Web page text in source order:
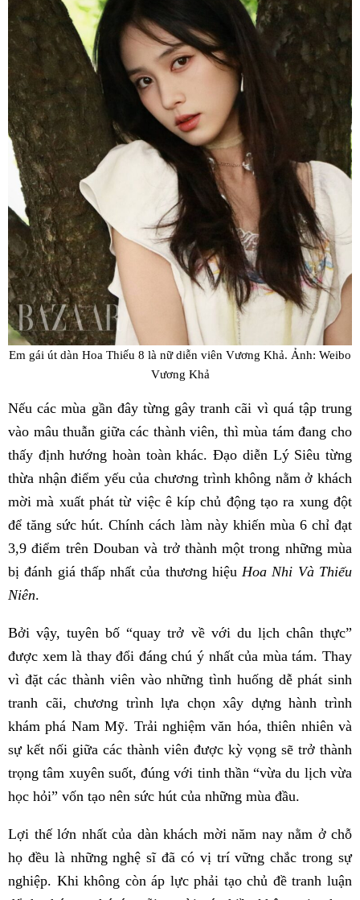
Em gái út dàn Hoa Thiếu 8 là nữ diễn viên Vương Khả. Ảnh: Weibo
Vương Khả
Nếu các mùa gần đây từng gây tranh cãi vì quá tập trung
vào mâu thuẫn giữa các thành viên, thì mùa tám đang cho
thấy định hướng hoàn toàn khác. Đạo diễn Lý Siêu từng
thừa nhận điểm yếu của chương trình không nằm ở khách
mời mà xuất phát từ việc ê kíp chủ động tạo ra xung đột
để tăng sức hút. Chính cách làm này khiến mùa 6 chỉ đạt
3,9 điểm trên Douban và trở thành một trong những mùa
bị đánh giá thấp nhất của thương hiệu Hoa Nhi Và Thiếu
Niên.
Bởi vậy, tuyên bố “quay trở về với du lịch chân thực”
được xem là thay đổi đáng chú ý nhất của mùa tám. Thay
vì đặt các thành viên vào những tình huống dễ phát sinh
tranh cãi, chương trình lựa chọn xây dựng hành trình
khám phá Nam Mỹ. Trải nghiệm văn hóa, thiên nhiên và
sự kết nối giữa các thành viên được kỳ vọng sẽ trở thành
trọng tâm xuyên suốt, đúng với tinh thần “vừa du lịch vừa
học hỏi” vốn tạo nên sức hút của những mùa đầu.
Lợi thế lớn nhất của dàn khách mời năm nay nằm ở chỗ
họ đều là những nghệ sĩ đã có vị trí vững chắc trong sự
nghiệp. Khi không còn áp lực phải tạo chủ đề tranh luận